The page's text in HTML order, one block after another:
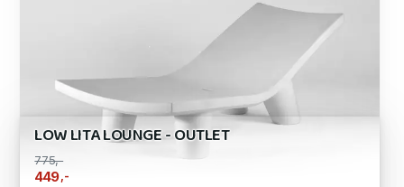
LOW LITA LOUNGE - OUTLET
775,-
449,-